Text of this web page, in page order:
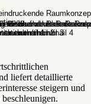
liefert detaillierte
steigern und